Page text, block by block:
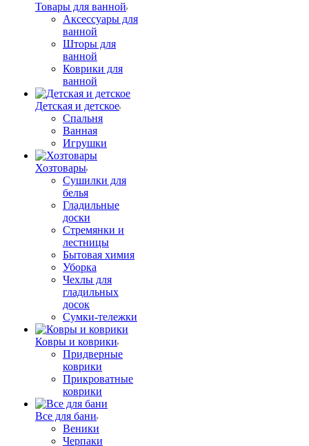
Товары для ванной
Аксессуары для
ванной
Шторы для
ванной
Коврики для
ванной
Детская и детское
Спальня
Ванная
Игрушки
Хозтовары
Сушилки для
белья
Гладильные
доски
Стремянки и
лестницы
Бытовая химия
Уборка
Чехлы для
гладильных
досок
Сумки-тележки
Ковры и коврики
Придверные
коврики
Прикроватные
коврики
Все для бани
Веники
Черпаки